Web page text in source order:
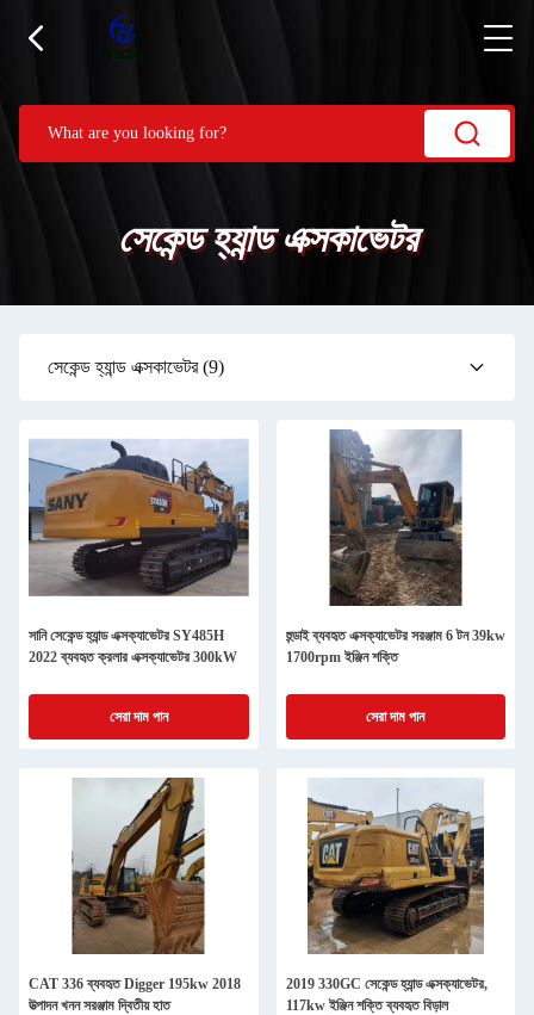
সেকেন্ড হ্যান্ড এক্সকাভেটর
সেকেন্ড হ্যান্ড এক্সকাভেটর(9)
সানি সেকেন্ড হ্যান্ড এক্সক্যাভেটর SY485H
2022 ব্যবহৃত ক্রলার এক্সক্যাভেটর 300kW
সেরা দাম পান
হুন্ডাই ব্যবহৃত এক্সক্যাভেটর সরঞ্জাম 6 টন 39kw
1700rpm ইঞ্জিন শক্তি
সেরা দাম পান
CAT 336 ব্যবহৃত Digger 195kw 2018
উত্পাদন খনন সরঞ্জাম দ্বিতীয় হাত
2019 330GC সেকেন্ড হ্যান্ড এক্সক্যাভেটর,
117kw ইঞ্জিন শক্তি ব্যবহৃত বিড়াল